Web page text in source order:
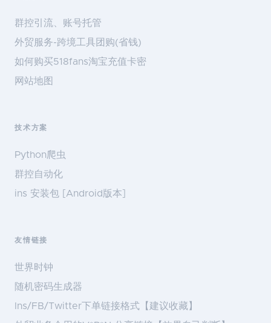
群控引流、账号托管
外贸服务-跨境工具团购(省钱)
如何购买518fans淘宝充值卡密
网站地图
技术方案
Python爬虫
群控自动化
ins 安装包 [Android版本]
友情链接
世界时钟
随机密码生成器
Ins/FB/Twitter下单链接格式【建议收藏】